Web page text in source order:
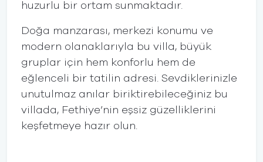
huzurlu bir ortam sunmaktadır.
Doğa manzarası, merkezi konumu ve
modern olanaklarıyla bu villa, büyük
gruplar için hem konforlu hem de
eğlenceli bir tatilin adresi. Sevdiklerinizle
unutulmaz anılar biriktirebileceğiniz bu
villada, Fethiye’nin eşsiz güzelliklerini
keşfetmeye hazır olun.